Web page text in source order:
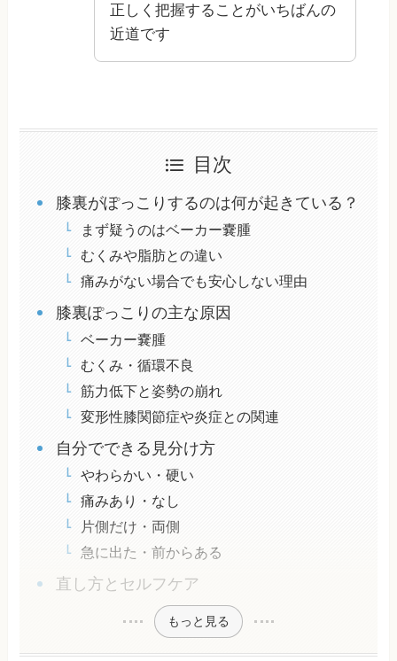
正しく把握することがいちばんの
近道です
目次
膝裏がぽっこりするのは何が起きている？
まず疑うのはベーカー嚢腫
むくみや脂肪との違い
痛みがない場合でも安心しない理由
膝裏ぽっこりの主な原因
ベーカー嚢腫
むくみ・循環不良
筋力低下と姿勢の崩れ
変形性膝関節症や炎症との関連
自分でできる見分け方
やわらかい・硬い
痛みあり・なし
片側だけ・両側
急に出た・前からある
直し方とセルフケア
もっと見る